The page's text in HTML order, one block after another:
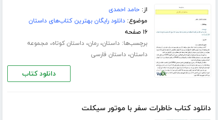
از:حامد احمدی
موضوع:دانلود رایگان بهترین کتاب‌های داستان
۱۶ صفحه
برچسب‌ها:داستان،رمان،داستان کوتاه، مجموعه
داستان،داستان فارسی
دانلود کتاب
دانلود کتاب خاطرات سفر با موتور سیکلت